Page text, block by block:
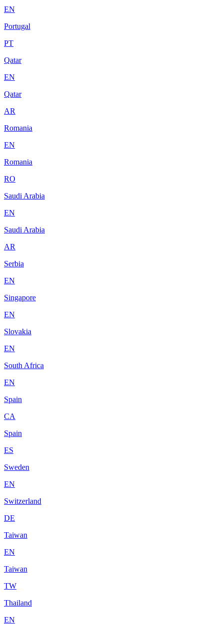
EN
Portugal
PT
Qatar
EN
Qatar
AR
Romania
EN
Romania
RO
Saudi Arabia
EN
Saudi Arabia
AR
Serbia
EN
Singapore
EN
Slovakia
EN
South Africa
EN
Spain
CA
Spain
ES
Sweden
EN
Switzerland
DE
Taiwan
EN
Taiwan
TW
Thailand
EN